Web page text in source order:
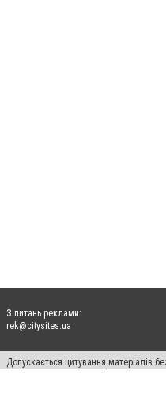
З питань реклами:
rek@citysites.ua
Допускається цитування матеріалів
для пошукових систем